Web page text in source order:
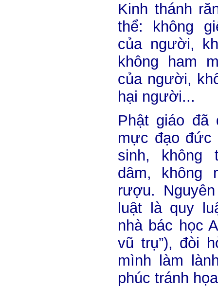
Kinh thánh
thể: không
của người,
không ham
của người,
hại người...
Phật giáo đã
mực đạo đức
sinh, không
dâm, không
rượu.
luật là quy
nhà bác học
vũ trụ”), đòi
mình làm
phúc tránh